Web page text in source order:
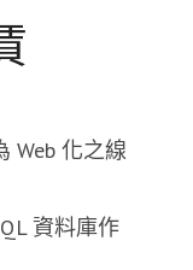
Web 化之線
資料庫作